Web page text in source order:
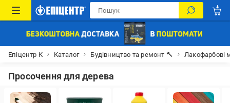
Епіцентр К Каталог Будівництво та ремонт 🔨 Лакофарбові
Просочення для дерева